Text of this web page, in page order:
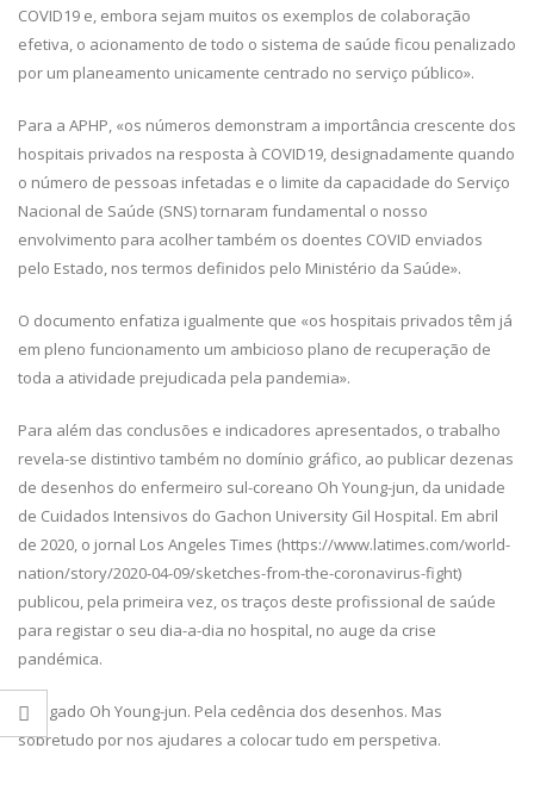
COVID19 e, embora sejam muitos os exemplos de colaboração
efetiva, o acionamento de todo o sistema de saúde ficou penalizado
por um planeamento unicamente centrado no serviço público».
Para a APHP, «os números demonstram a importância crescente dos
hospitais privados na resposta à COVID19, designadamente quando
o número de pessoas infetadas e o limite da capacidade do Serviço
Nacional de Saúde (SNS) tornaram fundamental o nosso
envolvimento para acolher também os doentes COVID enviados
pelo Estado, nos termos definidos pelo Ministério da Saúde».
O documento enfatiza igualmente que «os hospitais privados têm já
em pleno funcionamento um ambicioso plano de recuperação de
toda a atividade prejudicada pela pandemia».
Para além das conclusões e indicadores apresentados, o trabalho
revela-se distintivo também no domínio gráfico, ao publicar dezenas
de desenhos do enfermeiro sul-coreano Oh Young-jun, da unidade
de Cuidados Intensivos do Gachon University Gil Hospital. Em abril
de 2020, o jornal Los Angeles Times (https://www.latimes.com/world-
nation/story/2020-04-09/sketches-from-the-coronavirus-fight)
publicou, pela primeira vez, os traços deste profissional de saúde
para registar o seu dia-a-dia no hospital, no auge da crise
pandémica.
Obrigado Oh Young-jun. Pela cedência dos desenhos. Mas
sobretudo por nos ajudares a colocar tudo em perspetiva.